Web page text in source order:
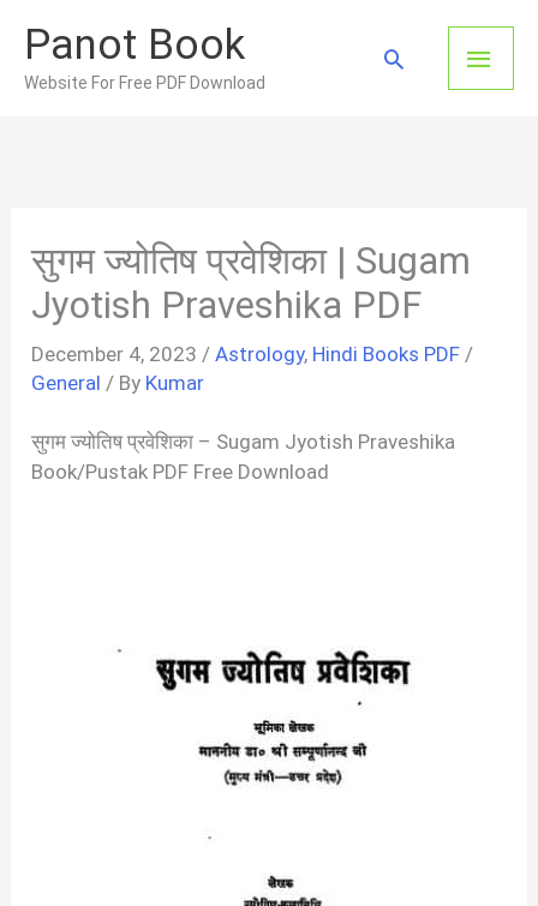
content
Panot Book
Website For Free PDF Download
Main
Search
सुगम ज्योतिष प्रवेशिका | Sugam
Jyotish Praveshika PDF
December 4, 2023 /Astrology, Hindi Books PDF /
General / By Kumar
सुगम ज्योतिष प्रवेशिका – Sugam Jyotish Praveshika
Book/Pustak PDF Free Download